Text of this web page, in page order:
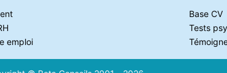
emploi
Base CV
Tests